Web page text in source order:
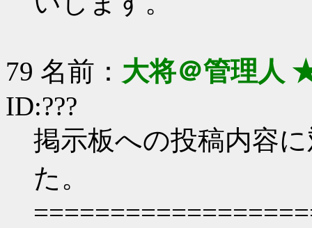
79 名前： 大将＠管理人
ID:???
掲示板への投稿内容
た。